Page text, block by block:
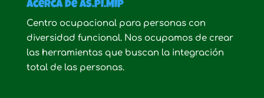
Acerca de AS.PI.MIP
Centro ocupacional para personas con
diversidad funcional. Nos ocupamos de crear
las herramientas que buscan la integración
total de las personas.